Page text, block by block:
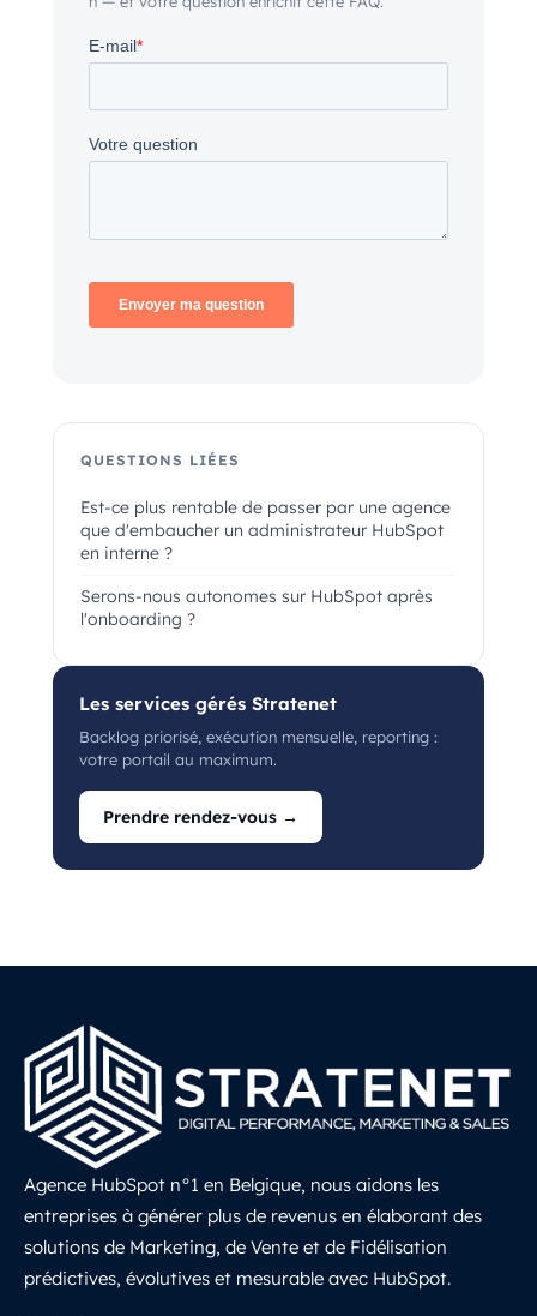
QUESTIONS LIÉES
Est-ce plus rentable de passer par une agence
que d'embaucher un administrateur HubSpot
en interne ?
Serons-nous autonomes sur HubSpot après
l'onboarding ?
Les services gérés Stratenet
Backlog priorisé, exécution mensuelle, reporting :
votre portail au maximum.
Prendre rendez-vous →
Agence HubSpot n°1 en Belgique, nous aidons les
entreprises à générer plus de revenus en élaborant des
solutions de Marketing, de Vente et de Fidélisation
prédictives, évolutives et mesurable avec HubSpot.